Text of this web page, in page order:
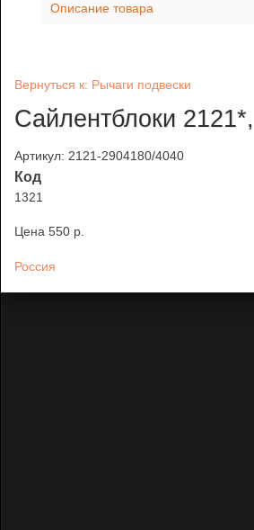
Описание товара
Вернуться к: Рычаги подвески
Сайлентблоки
Артикул: 2121-2904180/4040
Код
1321
Цена 550 p.
Россия